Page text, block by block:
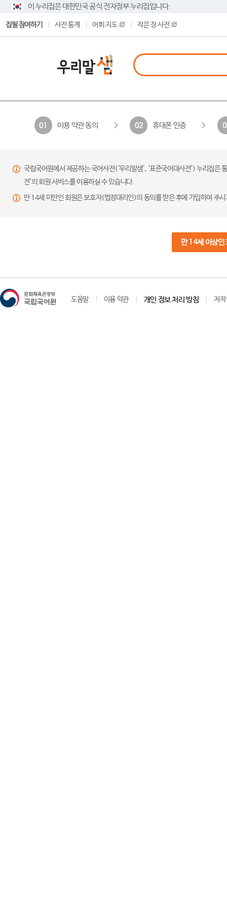
이 누리집은 대한민국 공식 전자정부 누리집입니다.
집필 참여하기 사전 통계 어휘 지도 작은 창 사전
01 이용 약관 동의 02 휴대폰 인증
국립국어원에서 제공하는 국어사전(‘우리말샘’, ‘표준국어대사전’) 누리집
전’의 회원 서비스를 이용하실 수 있습니다.
만 14세 미만인 회원은 보호자(법정대리인)의 동의를 받은 후에 가입하여 주
만 14세 이상인
도움말 이용 약관 개인 정보 처리 방침 저